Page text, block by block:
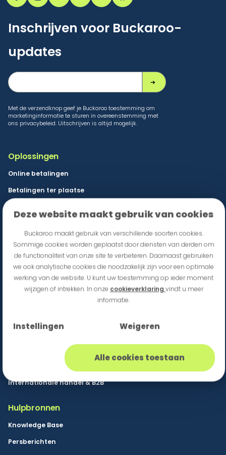
Deze website maakt gebruik van cookies
Buckaroo maakt gebruik van verschillende soorten cookies.
Sommige cookies worden geplaatst door diensten van derden om
de functionaliteit van onze site te verbeteren. Daarnaast gebruiken
we ook analytische cookies die noodzakelijk zijn voor een optimale
werking van de website. U kunt uw toestemming op ieder moment
wijzigen of intrekken. In onze cookieverklaring vindt u meer
informatie.
Instellingen Weigeren
Alle cookies toestaan
Inschrijven voor Buckaroo-
updates
Met de verzendknop geef je Buckaroo toestemming om
marketinginformatie te sturen in overeenstemming met
ons privacybeleid. Uitschrijven is altijd mogelijk.
Oplossingen
Online betalingen
Betalingen ter plaatse
Terugkerende betalingen
Zakelijk lenen
Sectoren
Detailhandel & e-commerce
Internationale handel & B2B
Hulpbronnen
Knowledge Base
Persberichten